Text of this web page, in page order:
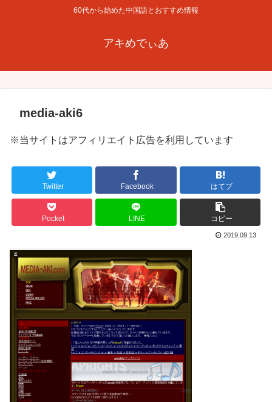
60代から始めた中国語とおすすめ情報
アキめでぃあ
media-aki6
※当サイトはアフィリエイト広告を利用しています
Twitter Facebook はてブ
Pocket LINE コピー
2019.09.13